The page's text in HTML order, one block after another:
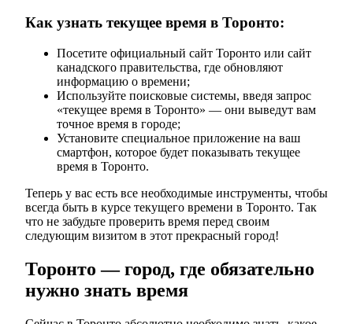
Как узнать текущее время в Торонто:
Посетите официальный сайт Торонто или сайт
канадского правительства, где обновляют
информацию о времени;
Используйте поисковые системы, введя запрос
«текущее время в Торонто» — они выведут вам
точное время в городе;
Установите специальное приложение на ваш
смартфон, которое будет показывать текущее
время в Торонто.
Теперь у вас есть все необходимые инструменты, чтобы
всегда быть в курсе текущего времени в Торонто. Так
что не забудьте проверить время перед своим
следующим визитом в этот прекрасный город!
Торонто — город, где обязательно
нужно знать время